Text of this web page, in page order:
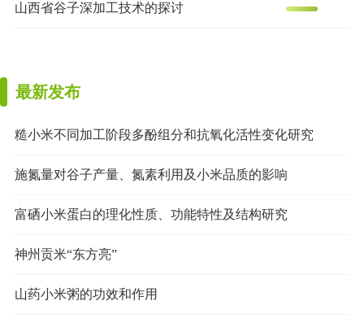
山西省谷子深加工技术的探讨
最新发布
糙小米不同加工阶段多酚组分和抗氧化活性变化研究
施氮量对谷子产量、氮素利用及小米品质的影响
富硒小米蛋白的理化性质、功能特性及结构研究
神州贡米“东方亮”
山药小米粥的功效和作用